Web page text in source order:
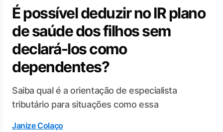
É possível deduzir no IR plano
de saúde dos filhos sem
declará-los como
dependentes?
Saiba qual é a orientação de especialista
tributário para situações como essa
Janize Colaço